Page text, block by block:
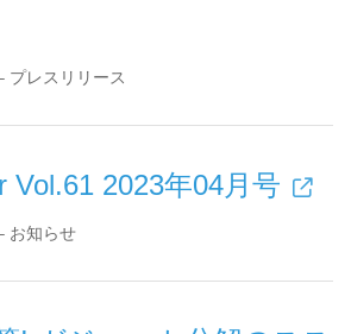
プレスリリース
Vol.61 2023年04月号
お知らせ